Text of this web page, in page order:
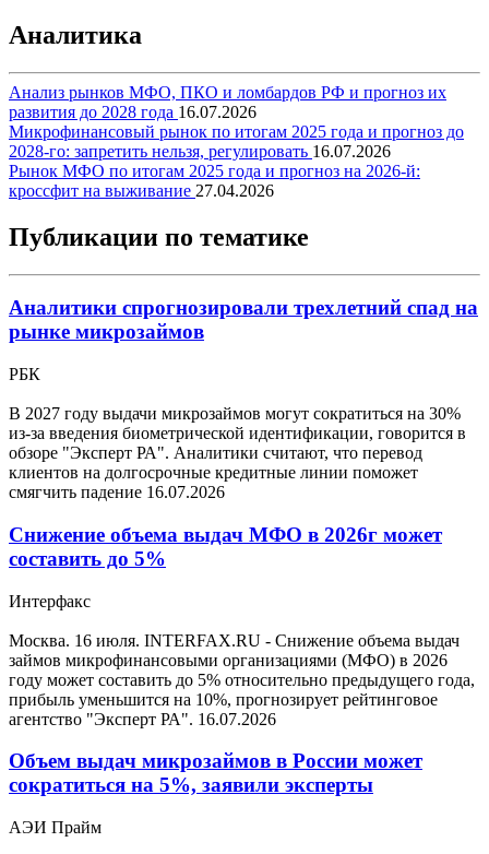
Аналитика
Анализ рынков МФО, ПКО и ломбардов РФ и прогноз их
развития до 2028 года 16.07.2026
Микрофинансовый рынок по итогам 2025 года и прогноз до
2028-го: запретить нельзя, регулировать 16.07.2026
Рынок МФО по итогам 2025 года и прогноз на 2026-й:
кроссфит на выживание 27.04.2026
Публикации по тематике
Аналитики спрогнозировали трехлетний спад на
рынке микрозаймов
РБК
В 2027 году выдачи микрозаймов могут сократиться на 30%
из-за введения биометрической идентификации, говорится в
обзоре "Эксперт РА". Аналитики считают, что перевод
клиентов на долгосрочные кредитные линии поможет
смягчить падение 16.07.2026
Снижение объема выдач МФО в 2026г может
составить до 5%
Интерфакс
Москва. 16 июля. INTERFAX.RU - Снижение объема выдач
займов микрофинансовыми организациями (МФО) в 2026
году может составить до 5% относительно предыдущего года,
прибыль уменьшится на 10%, прогнозирует рейтинговое
агентство "Эксперт РА". 16.07.2026
Объем выдач микрозаймов в России может
сократиться на 5%, заявили эксперты
АЭИ Прайм